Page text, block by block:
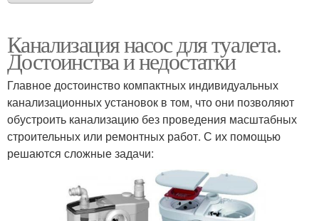
Канализация насос для туалета.
Достоинства и недостатки
Главное достоинство компактных индивидуальных
канализационных установок в том, что они позволяют
обустроить канализацию без проведения масштабных
строительных или ремонтных работ. С их помощью
решаются сложные задачи: